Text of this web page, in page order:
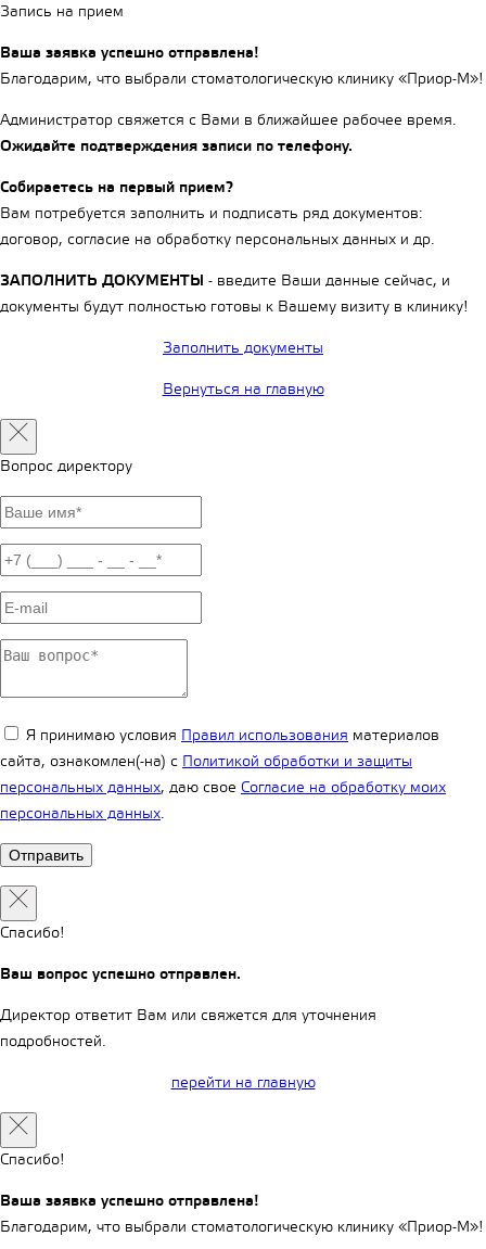
Запись на прием
Ваша заявка успешно отправлена!
Благодарим, что выбрали стоматологическую клинику «Приор-М»!
Администратор свяжется с Вами в ближайшее рабочее время.
Ожидайте подтверждения записи по телефону.
Собираетесь на первый прием?
Вам потребуется заполнить и подписать ряд документов:
договор, согласие на обработку персональных данных и др.
ЗАПОЛНИТЬ ДОКУМЕНТЫ - введите Ваши данные сейчас, и
документы будут полностью готовы к Вашему визиту в клинику!
Заполнить документы
Вернуться на главную
Вопрос директору
Я принимаю условия Правил использования материалов
сайта, ознакомлен(-на) с Политикой обработки и защиты
персональных данных, даю свое Согласие на обработку моих
персональных данных.
Спасибо!
Ваш вопрос успешно отправлен.
Директор ответит Вам или свяжется для уточнения
подробностей.
перейти на главную
Спасибо!
Ваша заявка успешно отправлена!
Благодарим, что выбрали стоматологическую клинику «Приор-М»!